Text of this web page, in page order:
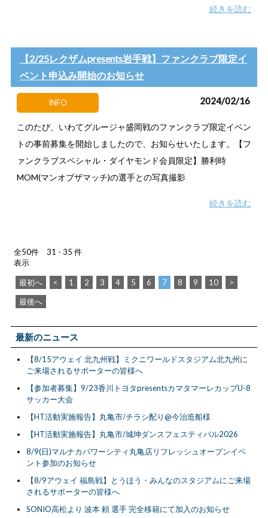
続きを読む
【2/25レクザムpresents岩手戦】ファンクラブ限定イ
ベント申込み開始のお知らせ
INFO 2024/02/16
このたび、いわてグルージャ盛岡戦のファンクラブ限定イベン
トの事前募集を開始しましたので、お知らせいたします。【フ
ァンクラブスペシャル・ダイヤモンド会員限定】勝利時
MOM(マンオブザマッチ)の選手との写真撮影
続きを読む
全50件 31 - 35 件
表示
最初へ < 1 2 3 4 5 6 7 8 9 10
>
最後へ
最新のニュース
【8/15アウェイ 北九州戦】ミクニワールドスタジアム北九州に
ご来場されるサポーターの皆様へ
【参加者募集】9/23香川トヨタpresentsカマタマーレカップU-8
サッカー大会
【HT活動実施報告】丸亀市/チラシ配り@今治造船様
【HT活動実施報告】丸亀市/城坤ダンスフェスティバル2026
8/9(日)マルナカパワーシティ丸亀店リフレッシュオープンイベ
ント参加のお知らせ
【8/9アウェイ 福島戦】とうほう・みんなのスタジアムにご来場
されるサポーターの皆様へ
SONIO高松より 波本 頼 選手 完全移籍にて加入のお知らせ